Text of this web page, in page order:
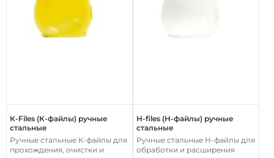
К-Files (К-файлы) ручные
стальные
Ручные стальные К-файлы для
прохождения, очистки и
H-files (Н-файлы) ручные
стальные
Ручные стальные Н-файлы для
обработки и расширения